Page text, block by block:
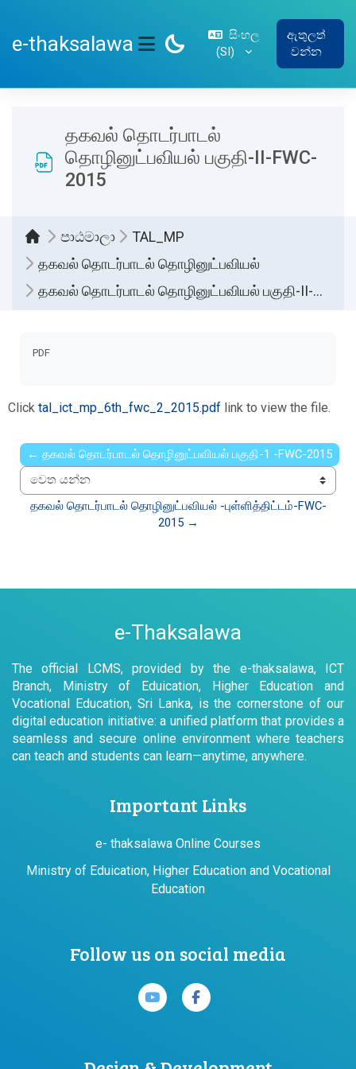
e-thaksalawa
SIDE PANEL
සිංහල
‎(SI)‎
ඇතුලත්
වන්න
தகவல் தொடர்பாடல்
தொழினுட்பவியல் பகுதி-II-FWC-
2015
පාඨමාලා
TAL_MP
தகவல் தொடர்பாடல் தொழினுட்பவியல்
தகவல் தொடர்பாடல் தொழினுட்பவியல் பகுதி-II-FWC-2015
PDF
Click tal_ict_mp_6th_fwc_2_2015.pdf link to view the file.
← தகவல் தொடர்பாடல் தொழினுட்பவியல் பகுதி-1 -FWC-2015
වෙත යන්න
தகவல் தொடர்பாடல் தொழினுட்பவியல் -புள்ளித்திட்டம்-FWC-
2015 →
e-Thaksalawa
The official LCMS, provided by the e-thaksalawa, ICT
Branch, Ministry of Eduication, Higher Education and
Vocational Education, Sri Lanka, is the cornerstone of our
digital education initiative: a unified platform that provides a
seamless and secure online environment where teachers
can teach and students can learn—anytime, anywhere.
Important Links
e- thaksalawa Online Courses
Ministry of Eduication, Higher Education and Vocational
Education
Follow us on social media